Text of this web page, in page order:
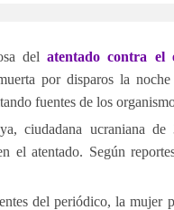
delatentado contra el
por disparos la
fuentes de los
ciudadana ucraniana
el atentado. Según
del periódico, la mujer